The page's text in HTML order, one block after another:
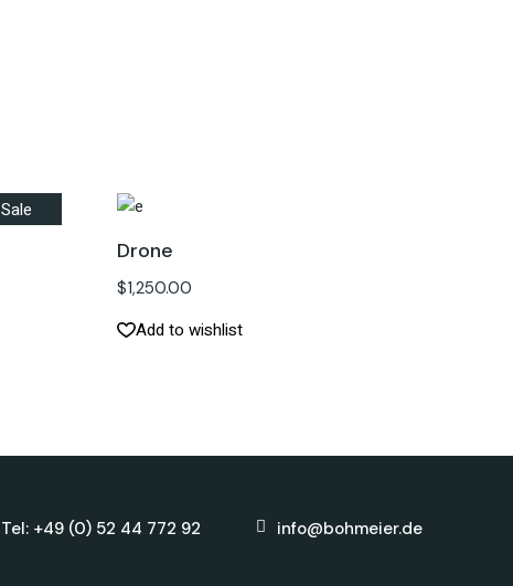
Sale
Drone
$1,250.00
Add to wishlist
Tel: +49 (0) 52 44 772 92 info@bohmeier.de